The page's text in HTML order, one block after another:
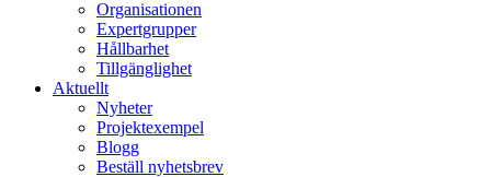
Organisationen
Expertgrupper
Hållbarhet
Tillgänglighet
Aktuellt
Nyheter
Projektexempel
Blogg
Beställ nyhetsbrev